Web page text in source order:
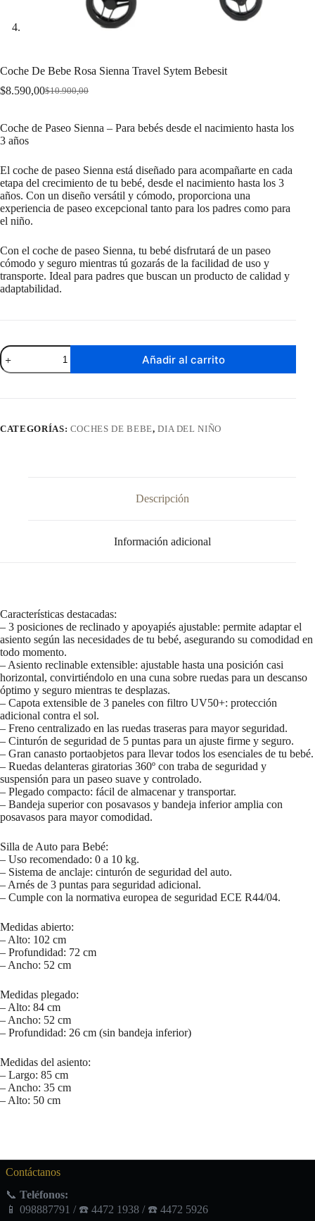
Coche De Bebe Rosa Sienna Travel Sytem Bebesit
$10.900,00
Original
was:
$10.900,00.
$8.590,00Current
is:
$8.590,00.
Coche de Paseo Sienna – Para bebés desde el nacimiento hasta los
3 años
El coche de paseo Sienna está diseñado para acompañarte en cada
etapa del crecimiento de tu bebé, desde el nacimiento hasta los 3
años. Con un diseño versátil y cómodo, proporciona una
experiencia de paseo excepcional tanto para los padres como para
el niño.
Con el coche de paseo Sienna, tu bebé disfrutará de un paseo
cómodo y seguro mientras tú gozarás de la facilidad de uso y
transporte. Ideal para padres que buscan un producto de calidad y
adaptabilidad.
Coche
De
Bebe
Bebesit
Añadir al carrito
CATEGORÍAS: COCHES DE BEBE,DIA DEL NIÑO
Descripción
Información adicional
Características destacadas:
– 3 posiciones de reclinado y apoyapiés ajustable: permite adaptar el
asiento según las necesidades de tu bebé, asegurando su comodidad en
todo momento.
– Asiento reclinable extensible: ajustable hasta una posición casi
horizontal, convirtiéndolo en una cuna sobre ruedas para un descanso
óptimo y seguro mientras te desplazas.
– Capota extensible de 3 paneles con filtro UV50+: protección
adicional contra el sol.
– Freno centralizado en las ruedas traseras para mayor seguridad.
– Cinturón de seguridad de 5 puntas para un ajuste firme y seguro.
– Gran canasto portaobjetos para llevar todos los esenciales de tu bebé.
– Ruedas delanteras giratorias 360º con traba de seguridad y
suspensión para un paseo suave y controlado.
– Plegado compacto: fácil de almacenar y transportar.
– Bandeja superior con posavasos y bandeja inferior amplia con
posavasos para mayor comodidad.
Silla de Auto para Bebé:
– Uso recomendado: 0 a 10 kg.
– Sistema de anclaje: cinturón de seguridad del auto.
– Arnés de 3 puntas para seguridad adicional.
– Cumple con la normativa europea de seguridad ECE R44/04.
Medidas abierto:
– Alto: 102 cm
– Profundidad: 72 cm
– Ancho: 52 cm
Medidas plegado:
– Alto: 84 cm
– Ancho: 52 cm
– Profundidad: 26 cm (sin bandeja inferior)
Medidas del asiento:
– Largo: 85 cm
– Ancho: 35 cm
– Alto: 50 cm
Contáctanos
📞 Teléfonos:
📱 098887791 / ☎️ 4472 1938 / ☎️ 4472 5926